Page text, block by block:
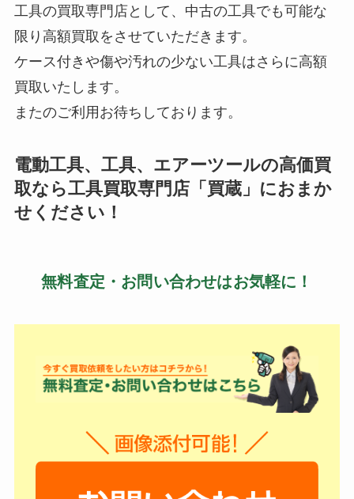
工具の買取専門店として、中古の工具でも可能な
限り高額買取をさせていただきます。
ケース付きや傷や汚れの少ない工具はさらに高額
買取いたします。
またのご利用お待ちしております。
電動工具、工具、エアーツールの高価買
取なら工具買取専門店「買蔵」におまか
せください！
無料査定・お問い合わせはお気軽に！